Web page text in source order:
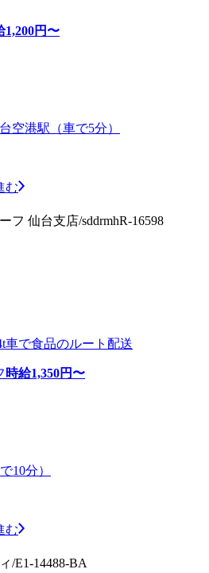
1,200円〜
港駅（車で5分）
む
フ 仙台支店/sddrmhR-16598
車で食品のルート配送
時給1,350円〜
10分）
む
/E1-14488-BA